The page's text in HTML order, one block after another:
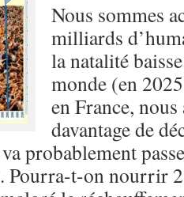
Nous sommes
milliards
la natalité
monde (en
en France,
davantage de
probablement
Pourra-t-on nourrir